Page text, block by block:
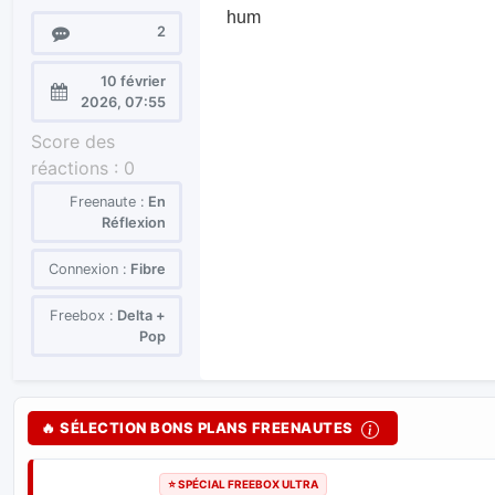
Messages 2
Enregistré
10 février
2026, 07:55
Score des
réactions : 0
Freenaute : En
Réflexion
Connexion : Fibre
Freebox : Delta +
Pop
hum
🔥 SÉLECTION BONS PLANS FREENAUTES
⭐ SPÉCIAL FREEBOX ULTRA